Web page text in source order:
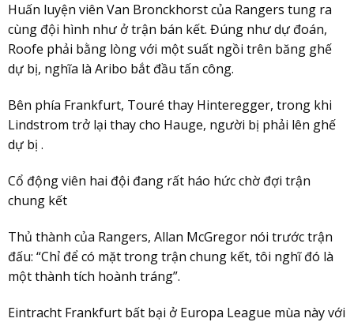
Huấn luyện viên Van Bronckhorst của Rangers tung ra
cùng đội hình như ở trận bán kết. Đúng như dự đoán,
Roofe phải bằng lòng với một suất ngồi trên băng ghế
dự bị, nghĩa là Aribo bắt đầu tấn công.
Bên phía Frankfurt, Touré thay Hinteregger, trong khi
Lindstrom trở lại thay cho Hauge, người bị phải lên ghế
dự bị .
Cổ động viên hai đội đang rất háo hức chờ đợi trận
chung kết
Thủ thành của Rangers, Allan McGregor nói trước trận
đấu: “Chỉ để có mặt trong trận chung kết, tôi nghĩ đó là
một thành tích hoành tráng”.
Eintracht Frankfurt bất bại ở Europa League mùa này với